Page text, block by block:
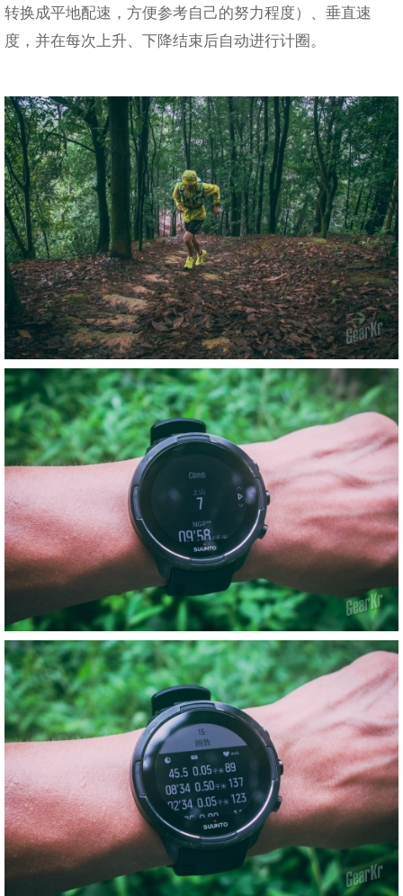
转换成平地配速，方便参考自己的努力程度）、垂直速
度，并在每次上升、下降结束后自动进行计圈。